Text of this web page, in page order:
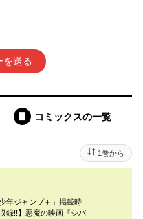
を送る
コミックスの一覧
1巻から
年ジャンプ＋」掲載時
録!!】悪魔の映画『シバ